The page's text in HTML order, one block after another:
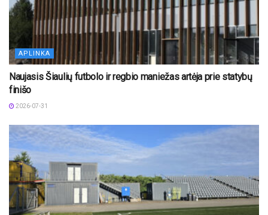
APLINKA
Naujasis Šiaulių futbolo ir regbio maniežas artėja prie statybų
finišo
2026-07-31